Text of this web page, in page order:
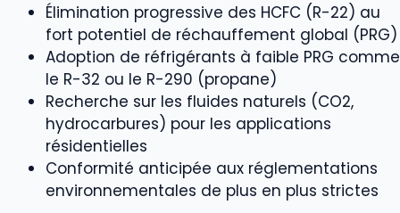
Élimination progressive des HCFC (R-22) au
fort potentiel de réchauffement global (PRG)
Adoption de réfrigérants à faible PRG comme
le R-32 ou le R-290 (propane)
Recherche sur les fluides naturels (CO2,
hydrocarbures) pour les applications
résidentielles
Conformité anticipée aux réglementations
environnementales de plus en plus strictes